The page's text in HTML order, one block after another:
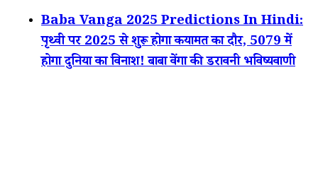
Baba Vanga 2025 Predictions In Hindi:
पृथ्वी पर 2025 से शुरू होगा कयामत का दौर, 5079 में
होगा दुनिया का विनाश! बाबा वेंगा की डरावनी भविष्यवाणी